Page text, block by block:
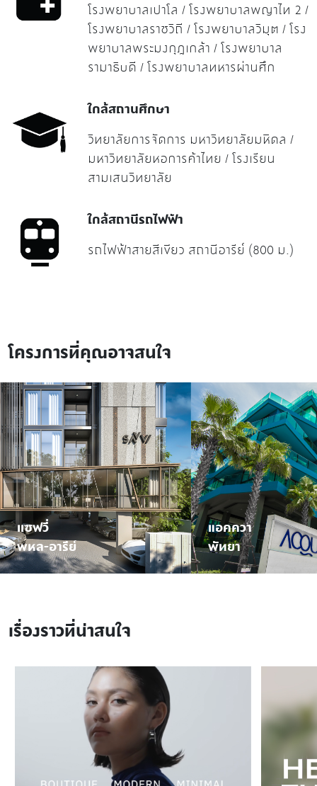
โรงพยาบาลเปาโล / โรงพยาบาลพญาไท 2 /
โรงพยาบาลราชวิถี / โรงพยาบาลวิมุต / โรง
พยาบาลพระมงกุฎเกล้า / โรงพยาบาล
รามาธิบดี / โรงพยาบาลทหารผ่านศึก
ใกล้สถานศึกษา
วิทยาลัยการจัดการ มหาวิทยาลัยมหิดล /
มหาวิทยาลัยหอการค้าไทย / โรงเรียน
สามเสนวิทยาลัย
ใกล้สถานีรถไฟฟ้า
รถไฟฟ้าสายสีเขียว สถานีอารีย์ (800 ม.)
โครงการที่คุณอาจสนใจ
เเซฟวี่
พหล-อารีย์
แอคควา
พัทยา
เรื่องราวที่น่าสนใจ